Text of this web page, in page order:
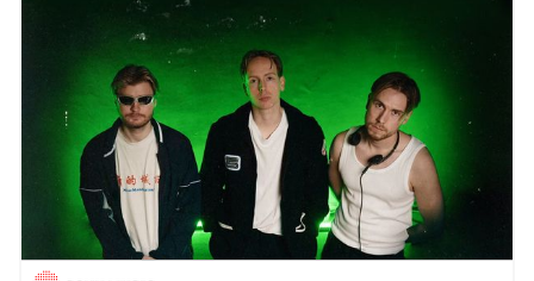
et cover. På coveret falt valget på ingen ringere enn selve
Karpe og låten de slapp med Mo Ayn, nemlig "Meri Jaan".
Adam er som mange andre unge artister veldig inspirert av
Karpe, så det å få tolke akkurat denne låten var en
opplevelse han virkelig likte. Det samme gjorde publikum og
hans følgere som siden den gang har etterspurt en full
versjon av denne. Dermed ble det naturlig å slippe "Meri
Jaan" for lille Caesar, med Karpe sin velsignelse. lille Caesar
aka Adam Gryting har opparbeidet seg en enorm musikalsk
erfaring tross sin unge alder. Drammensgutten har alltid
hatt en stor forkjærlighet for